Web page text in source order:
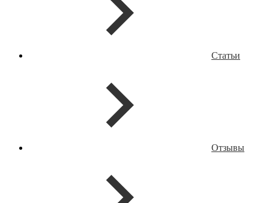
Статьи
Отзывы